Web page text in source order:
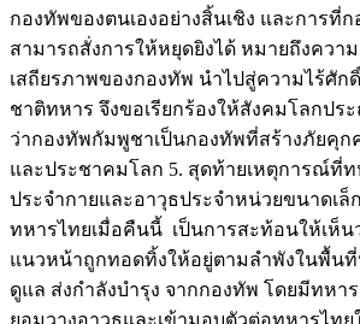
กองทัพของตนเองอย่างสิ้นเชิง และการที่
สามารถสั่งการให้หยุดยิงได้ หมายถึงควา
เสถียรภาพของกองทัพ นำไปสู่ความไร้ศัก
ชาติทหาร จึงขอเรียกร้องให้สังคมโลกปร
ว่ากองทัพกัมพูชาเป็นกองทัพที่สร้างภัยคุ
และประชาคมโลก 5. สุดท้ายเหตุการณ์ที่
ประจำกายและอาวุธประจำหน่วยขนาดเล็
ทหารไทยเมื่อคืนนี้ เป็นการสะท้อนให้เห็
แนวหน้าถูกทอดทิ้งให้อยู่ตามลำพังในพื้นที่
ดูแล ส่งกำลังบำรุง จากกองทัพ โดยมีทหา
ยอมวางอาวุธและเข้ามอบตัวต่อทหารไทย